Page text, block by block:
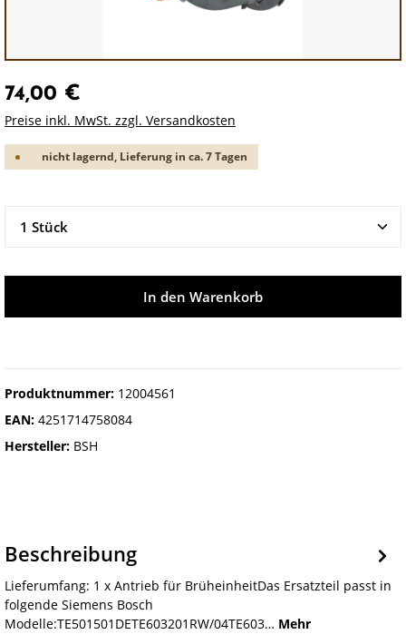
74,00 €
Preise inkl. MwSt. zzgl. Versandkosten
nicht lagernd, Lieferung in ca. 7 Tagen
Produkt Anzahl: Gib den gewünschten Wert ein
In den Warenkorb
Produktnummer: 12004561
EAN: 4251714758084
Hersteller: BSH
Beschreibung
Lieferumfang: 1 x Antrieb für BrüheinheitDas Ersatzteil passt in
folgende Siemens Bosch
Modelle:TE501501DETE603201RW/04TE603… Mehr